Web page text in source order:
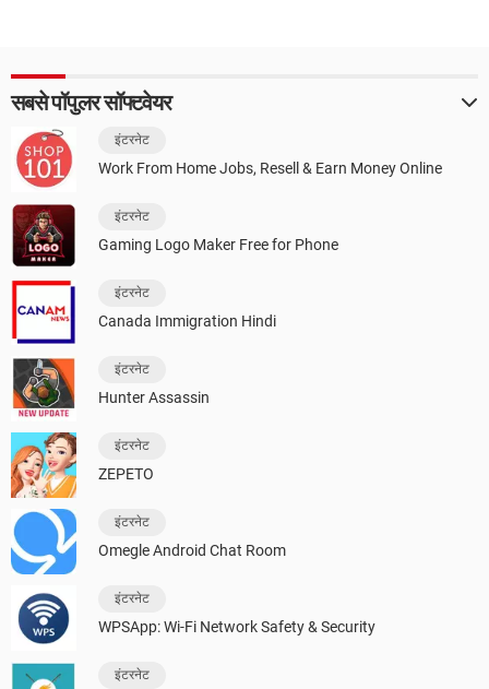
सबसे पॉपुलर सॉफ्टवेयर
इंटरनेट
Work From Home Jobs, Resell & Earn Money Online
इंटरनेट
Gaming Logo Maker Free for Phone
इंटरनेट
Canada Immigration Hindi
इंटरनेट
Hunter Assassin
इंटरनेट
ZEPETO
इंटरनेट
Omegle Android Chat Room
इंटरनेट
WPSApp: Wi-Fi Network Safety & Security
इंटरनेट